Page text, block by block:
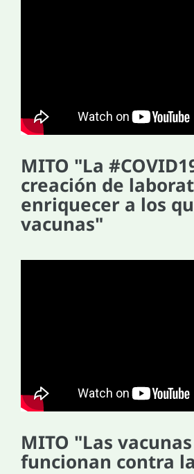
MITO "La
creación de
enriquecer a los
vacunas"
MITO "Las
funcionan contra